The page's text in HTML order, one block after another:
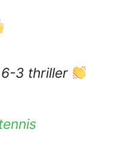
3 thriller